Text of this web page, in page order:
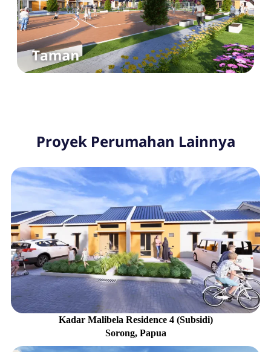
Proyek Perumahan Lainnya
Kadar Malibela Residence 4 (Subsidi)
Sorong, Papua